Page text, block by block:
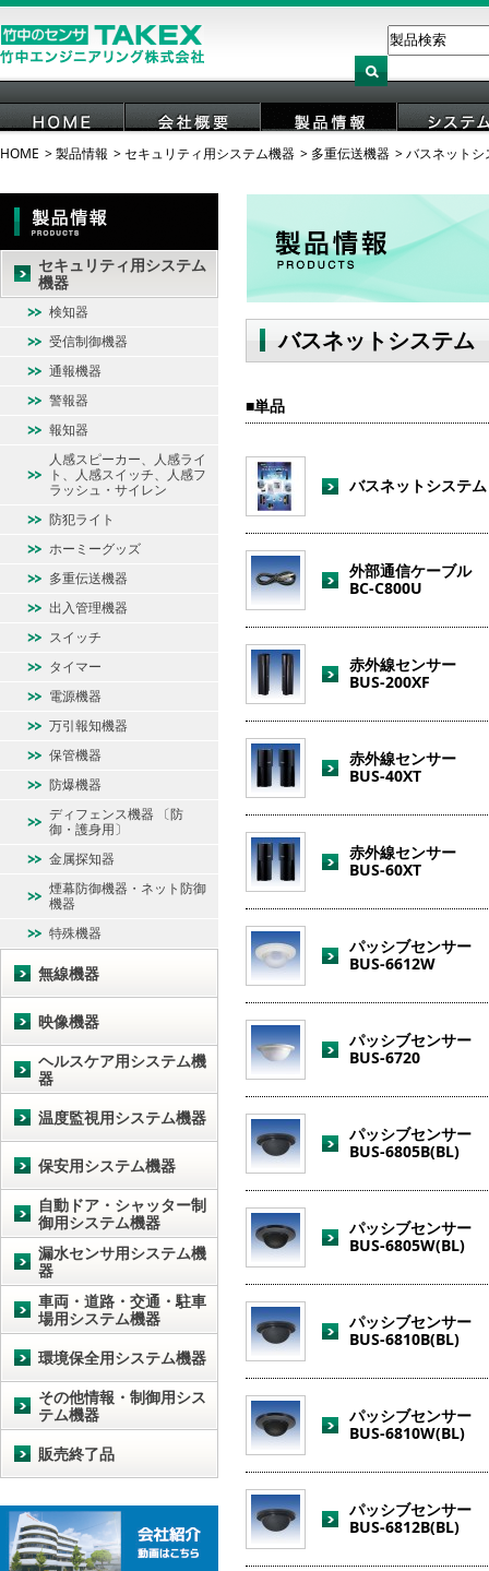
HOME 会社概要 製品情報 システ
HOME 製品情報 セキュリティ用システム機器 多重伝送機器 バスネットシ
バスネットシステム
単品
バスネットシステム
外部通信ケーブル
BC-C800U
赤外線センサー
BUS-200XF
赤外線センサー
BUS-40XT
赤外線センサー
BUS-60XT
パッシブセンサー
BUS-6612W
パッシブセンサー
BUS-6720
パッシブセンサー
BUS-6805B(BL)
パッシブセンサー
BUS-6805W(BL)
パッシブセンサー
BUS-6810B(BL)
パッシブセンサー
BUS-6810W(BL)
パッシブセンサー
BUS-6812B(BL)
セキュリティ用システム
機器
検知器
受信制御機器
通報機器
警報器
報知器
人感スピーカー、人感ライ
ト、人感スイッチ、人感フ
ラッシュ・サイレン
防犯ライト
ホーミーグッズ
多重伝送機器
出入管理機器
スイッチ
タイマー
電源機器
万引報知機器
保管機器
防爆機器
ディフェンス機器 〔防
御・護身用〕
金属探知器
煙幕防御機器・ネット防御
機器
特殊機器
無線機器
映像機器
ヘルスケア用システム機
器
温度監視用システム機器
保安用システム機器
自動ドア・シャッター制
御用システム機器
漏水センサ用システム機
器
車両・道路・交通・駐車
場用システム機器
環境保全用システム機器
その他情報・制御用シス
テム機器
販売終了品